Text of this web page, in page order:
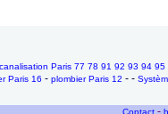
Paris 77 78 91 92 93 94 95
Paris 16 - plombier Paris 12 - -
Contact -